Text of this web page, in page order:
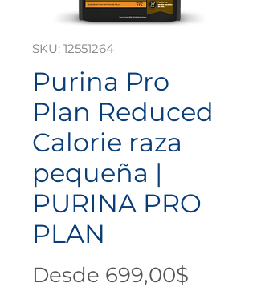
SKU: 12551264
Purina Pro
Plan Reduced
Calorie raza
pequeña |
PURINA PRO
PLAN
Desde 699,00$